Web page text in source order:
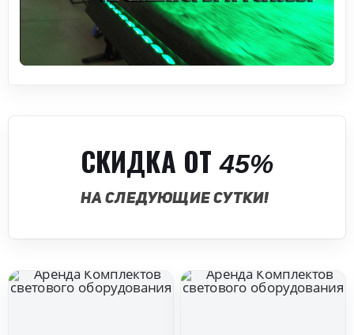
СКИДКА ОТ 45%
НА СЛЕДУЮЩИЕ СУТКИ!